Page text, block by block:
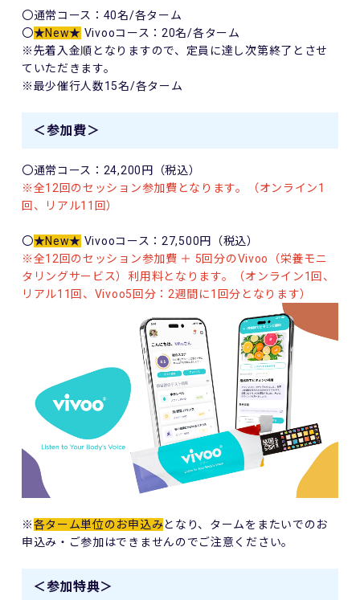
〇通常コース：40名/各ターム
〇★New★ Vivooコース：20名/各ターム
※先着入金順となりますので、定員に達し次第終了とさせ
ていただきます。
※最少催行人数15名/各ターム
＜参加費＞
〇通常コース：24,200円（税込）
※全12回のセッション参加費となります。（オンライン1
回、リアル11回）
〇★New★ Vivooコース：27,500円（税込）
※全12回のセッション参加費 ＋ 5回分のVivoo（栄養モニ
タリングサービス）利用料となります。（オンライン1回、
リアル11回、Vivoo5回分：2週間に1回分となります）
※各ターム単位のお申込みとなり、タームをまたいでのお
申込み・ご参加はできませんのでご注意ください。
＜参加特典＞